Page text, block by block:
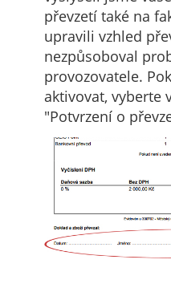
převzetí také na
upravili vzhled
nezpůsoboval
provozovatele.
aktivovat, vyberte
"Potvrzení o